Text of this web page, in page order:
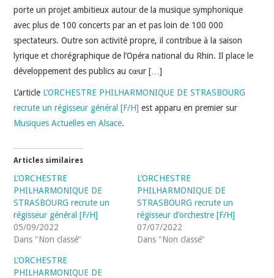
porte un projet ambitieux autour de la musique symphonique
avec plus de 100 concerts par an et pas loin de 100 000
spectateurs. Outre son activité propre, il contribue à la saison
lyrique et chorégraphique de l’Opéra national du Rhin. Il place le
développement des publics au cœur […]
L’article L’ORCHESTRE PHILHARMONIQUE DE STRASBOURG
recrute un régisseur général [F/H] est apparu en premier sur
Musiques Actuelles en Alsace.
Articles similaires
L’ORCHESTRE
PHILHARMONIQUE DE
STRASBOURG recrute un
régisseur général [F/H]
05/09/2022
Dans "Non classé"
L’ORCHESTRE
PHILHARMONIQUE DE
STRASBOURG recrute un
régisseur d’orchestre [F/H]
07/07/2022
Dans "Non classé"
L’ORCHESTRE
PHILHARMONIQUE DE